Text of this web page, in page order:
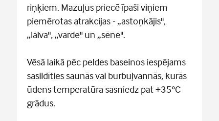
riņķiem. Mazuļus priecē īpaši viņiem
piemērotas atrakcijas - „astoņkājis",
„laiva", „varde" un „sēne".
Vēsā laikā pēc peldes baseinos iespējams
sasildīties saunās vai burbuļvannās, kurās
ūdens temperatūra sasniedz pat +35°C
grādus.